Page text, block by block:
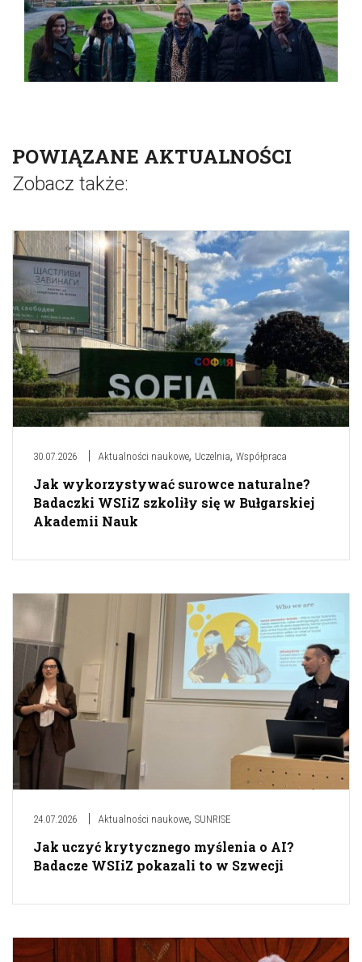
POWIĄZANE AKTUALNOŚCI
Zobacz także:
30.07.2026 Aktualności naukowe, Uczelnia, Współpraca
Jak wykorzystywać surowce naturalne?
Badaczki WSIiZ szkoliły się w Bułgarskiej
Akademii Nauk
24.07.2026 Aktualności naukowe, SUNRISE
Jak uczyć krytycznego myślenia o AI?
Badacze WSIiZ pokazali to w Szwecji